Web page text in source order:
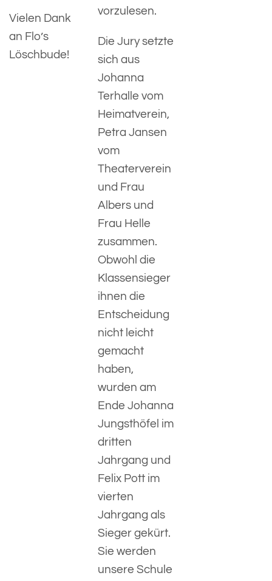
Vielen Dank
an Flo’s
Löschbude!
vorzulesen.
Die Jury setzte
sich aus
Johanna
Terhalle vom
Heimatverein,
Petra Jansen
vom
Theaterverein
und Frau
Albers und
Frau Helle
zusammen.
Obwohl die
Klassensieger
ihnen die
Entscheidung
nicht leicht
gemacht
haben,
wurden am
Ende Johanna
Jungsthöfel im
dritten
Jahrgang und
Felix Pott im
vierten
Jahrgang als
Sieger gekürt.
Sie werden
unsere Schule